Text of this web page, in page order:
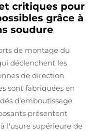
critiques pour
grâce à
soudure
de montage du
déclenchent les
de direction
sont fabriquées en
d’emboutissage
présentent
l'usure supérieure de